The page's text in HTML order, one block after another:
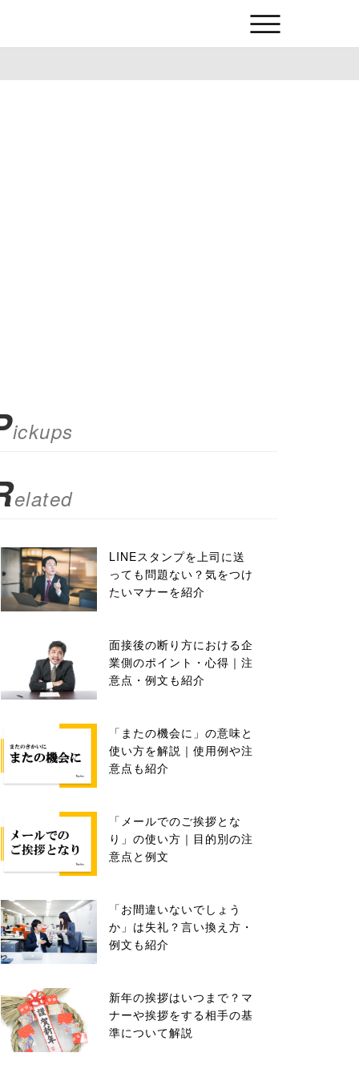
ickups
elated
LINEスタンプを上司に送
っても問題ない？気をつけ
たいマナーを紹介
面接後の断り方における企
業側のポイント・心得｜注
意点・例文も紹介
「またの機会に」の意味と
使い方を解説｜使用例や注
意点も紹介
「メールでのご挨拶とな
り」の使い方｜目的別の注
意点と例文
「お間違いないでしょう
か」は失礼？言い換え方・
例文も紹介
新年の挨拶はいつまで？マ
ナーや挨拶をする相手の基
準について解説